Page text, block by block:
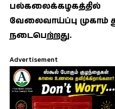
பல்கலைக்கழகத்தில்
வேலைவாய்ப்பு முகாம்
நடைபெற்றது.
Advertisement